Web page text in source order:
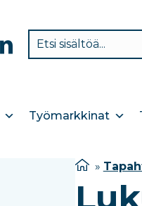
Työmarkkinat
»